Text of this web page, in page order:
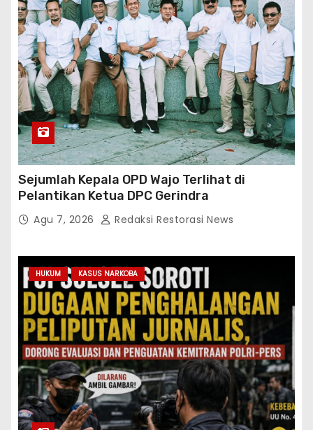
Sejumlah Kepala OPD Wajo Terlihat di
Pelantikan Ketua DPC Gerindra
Agu 7, 2026 Redaksi Restorasi News
HUKUM KASUS NARKOBA